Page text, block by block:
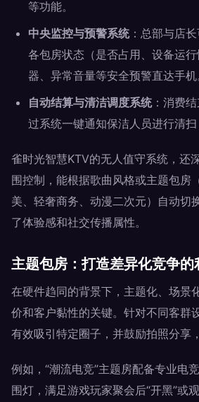
等功能。
中央监控与预警系统：总部与店
各包房状态（是否占用、设备运
器、异常音量等安全预警直达手机
自动结算与清洁调度系统：消费
过系统一键通知保洁人员进行清扫
雀时光智慧KTV的无人值守系统，还
围控制，能根据歌曲风格或主题包房
美、轻奢商务、动漫二次元）自动切
了体验感和社交传播属性。
主题包房：打造差异化竞争的
在硬件趋同的背景下，主题化、场景
价和客户黏性的关键。针对不同客群
有效吸引特定圈子，并鼓励拍照分享
例如，“潮流电竞”主题房配备专业电
围灯，满足游戏玩家聚会后“开黑”或